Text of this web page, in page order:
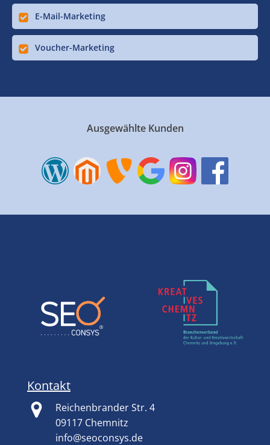
E-Mail-Marketing
Voucher-Marketing
Ausgewählte Kunden
Kontakt
Reichenbrander Str. 4
09117 Chemnitz
info@seoconsys.de